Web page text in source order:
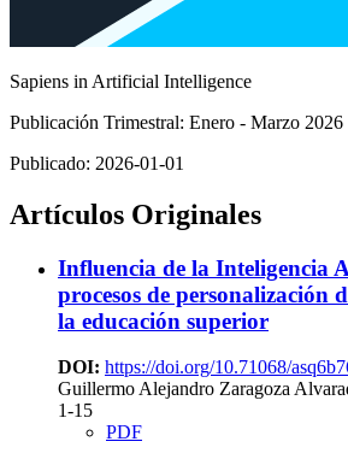
Sapiens in Artificial Intelligence
Publicación Trimestral: Enero - Marzo 2026
Publicado: 2026-01-01
Artículos Originales
Influencia de la Inteligencia
procesos de personalización
la educación superior
DOI: https://doi.org/10.71068/
Guillermo Alejandro Zaragoza
1-15
PDF